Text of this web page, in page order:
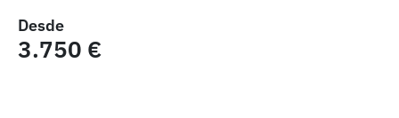
Desde
3.750 €